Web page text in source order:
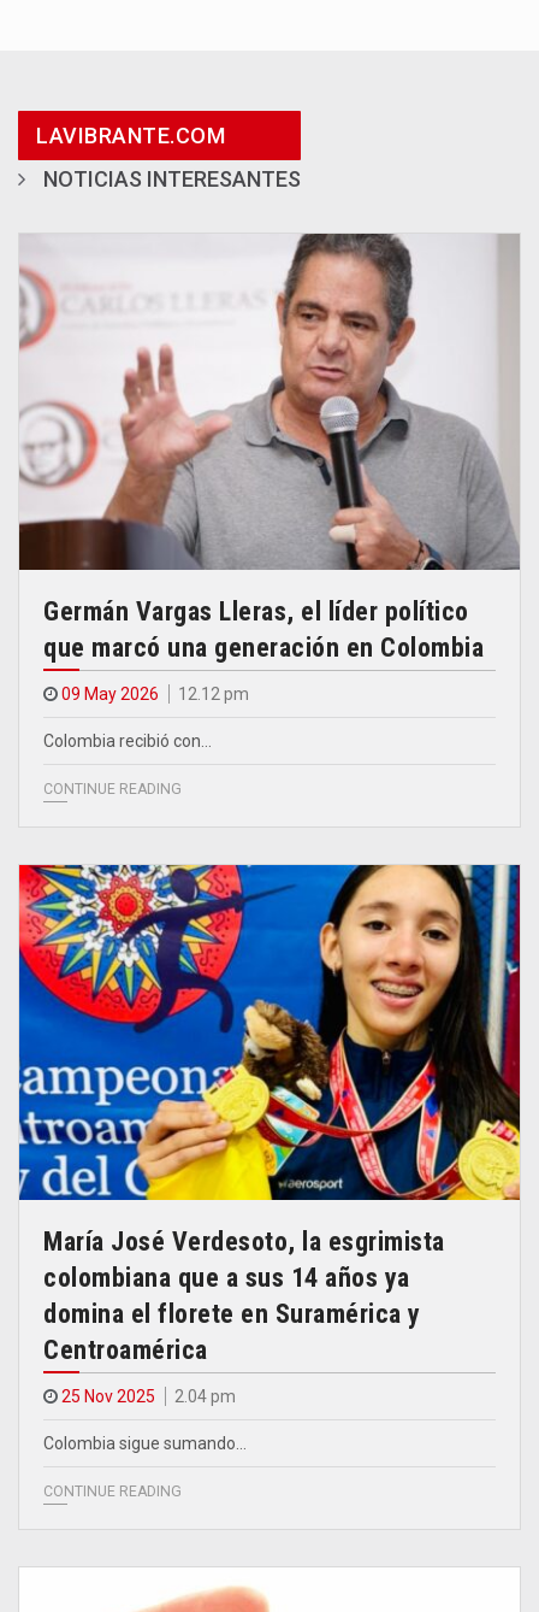
LAVIBRANTE.COM
NOTICIAS INTERESANTES
Germán Vargas Lleras, el líder político
que marcó una generación en Colombia
09 May 2026 12.12 pm
Colombia recibió con…
CONTINUE READING
María José Verdesoto, la esgrimista
colombiana que a sus 14 años ya
domina el florete en Suramérica y
Centroamérica
25 Nov 2025 2.04 pm
Colombia sigue sumando…
CONTINUE READING